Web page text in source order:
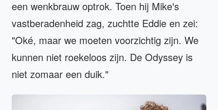
een wenkbrauw optrok. Toen hij Mike's
vastberadenheid zag, zuchtte Eddie en zei:
"Oké, maar we moeten voorzichtig zijn. We
kunnen niet roekeloos zijn. De Odyssey is
niet zomaar een duik."